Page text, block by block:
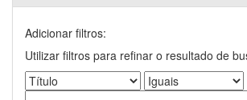
Adicionar filtros:
Utilizar filtros para refinar o resultado de